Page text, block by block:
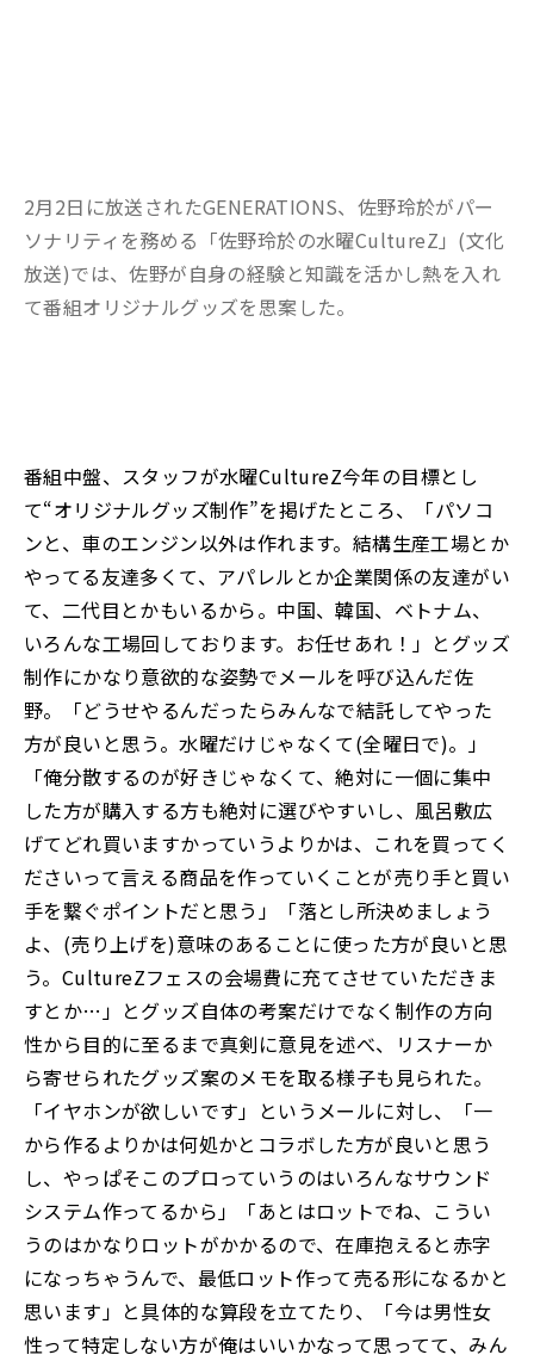
2月2日に放送されたGENERATIONS、佐野玲於がパー
ソナリティを務める「佐野玲於の水曜CultureZ」(文化
放送)では、佐野が自身の経験と知識を活かし熱を入れ
て番組オリジナルグッズを思案した。
番組中盤、スタッフが水曜CultureZ今年の目標とし
て“オリジナルグッズ制作”を掲げたところ、「パソコ
ンと、車のエンジン以外は作れます。結構生産工場とか
やってる友達多くて、アパレルとか企業関係の友達がい
て、二代目とかもいるから。中国、韓国、ベトナム、
いろんな工場回しております。お任せあれ！」とグッズ
制作にかなり意欲的な姿勢でメールを呼び込んだ佐
野。「どうせやるんだったらみんなで結託してやった
方が良いと思う。水曜だけじゃなくて(全曜日で)。」
「俺分散するのが好きじゃなくて、絶対に一個に集中
した方が購入する方も絶対に選びやすいし、風呂敷広
げてどれ買いますかっていうよりかは、これを買ってく
ださいって言える商品を作っていくことが売り手と買い
手を繋ぐポイントだと思う」「落とし所決めましょう
よ、(売り上げを)意味のあることに使った方が良いと思
う。CultureZフェスの会場費に充てさせていただきま
すとか…」とグッズ自体の考案だけでなく制作の方向
性から目的に至るまで真剣に意見を述べ、リスナーか
ら寄せられたグッズ案のメモを取る様子も見られた。
「イヤホンが欲しいです」というメールに対し、「一
から作るよりかは何処かとコラボした方が良いと思う
し、やっぱそこのプロっていうのはいろんなサウンド
システム作ってるから」「あとはロットでね、こうい
うのはかなりロットがかかるので、在庫抱えると赤字
になっちゃうんで、最低ロット作って売る形になるかと
思います」と具体的な算段を立てたり、「今は男性女
性って特定しない方が俺はいいかなって思ってて、みん